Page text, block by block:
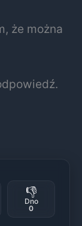
że można
👎
Dno
0